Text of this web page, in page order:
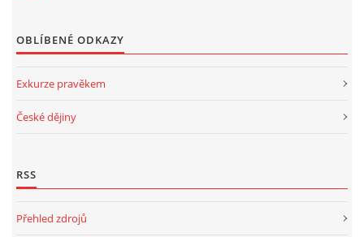
OBLÍBENÉ ODKAZY
Exkurze pravěkem
České dějiny
RSS
Přehled zdrojů